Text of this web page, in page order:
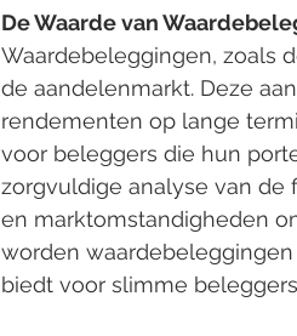
De Waarde van
Waardebeleggingen, zoals
de aandelenmarkt. Deze
rendementen op lange
voor beleggers die hun
zorgvuldige analyse van de
en marktomstandigheden
worden
biedt voor slimme